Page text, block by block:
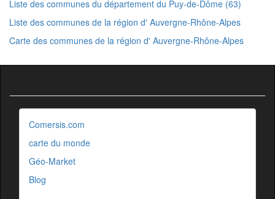
Liste des communes du département du Puy-de-Dôme (63)
Liste des communes de la région d' Auvergne-Rhône-Alpes
Carte des communes de la région d' Auvergne-Rhône-Alpes
Comersis.com
carte du monde
Géo-Market
Blog